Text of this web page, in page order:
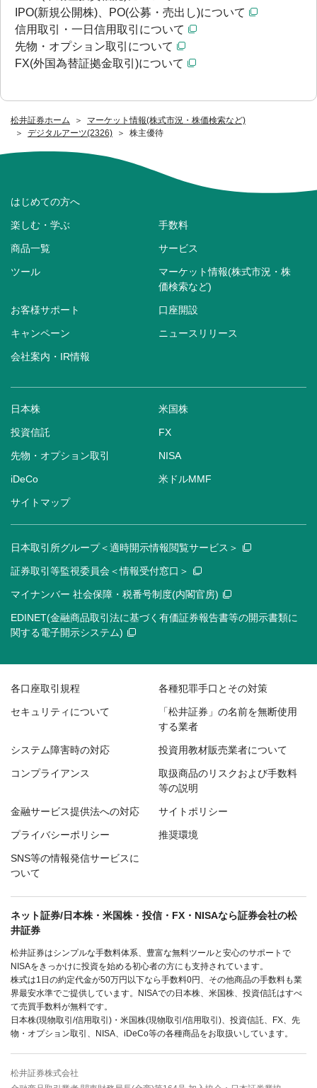
松井証券ホーム
マーケット情報(株式市況・株価検索など)
デジタルアーツ(2326)
株主優待
IPO(新規公開株)、PO(公募・売出し)について
信用取引・一日信用取引について
先物・オプション取引について
FX(外国為替証拠金取引)について
はじめての方へ
楽しむ・学ぶ 手数料
商品一覧 サービス
ツール
マーケット情報(株式市況・株
価検索など)
お客様サポート 口座開設
キャンペーン ニュースリリース
会社案内・IR情報
日本株 米国株
投資信託 FX
先物・オプション取引 NISA
iDeCo 米ドルMMF
サイトマップ
日本取引所グループ＜適時開示情報閲覧サービス＞
証券取引等監視委員会＜情報受付窓口＞
マイナンバー 社会保障・税番号制度(内閣官房)
EDINET(金融商品取引法に基づく有価証券報告書等の開示書類に
関する電子開示システム)
各口座取引規程 各種犯罪手口とその対策
セキュリティについて
「松井証券」の名前を無断使用
する業者
システム障害時の対応 投資用教材販売業者について
コンプライアンス
取扱商品のリスクおよび手数料
等の説明
金融サービス提供法への対応 サイトポリシー
プライバシーポリシー 推奨環境
SNS等の情報発信サービスに
ついて
ネット証券/日本株・米国株・投信・FX・NISAなら証券会社の松
井証券
松井証券はシンプルな手数料体系、豊富な無料ツールと安心のサポートで
NISAをきっかけに投資を始める初心者の方にも支持されています。
株式は1日の約定代金が50万円以下なら手数料0円、その他商品の手数料も業
界最安水準でご提供しています。NISAでの日本株、米国株、投資信託はすべ
て売買手数料が無料です。
日本株(現物取引/信用取引)・米国株(現物取引/信用取引)、投資信託、FX、先
物・オプション取引、NISA、iDeCo等の各種商品をお取扱いしています。
松井証券株式会社